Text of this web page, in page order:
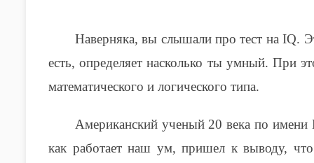
Наверняка, вы слышали про тест наIQ.
есть, определяет насколько ты умный. При
математического и логического типа.
Американский ученый 20 века по имени
как работает наш ум, пришел к выводу,